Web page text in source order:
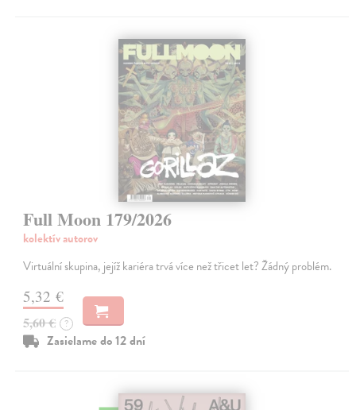
Full Moon 179/2026
kolektív autorov
Virtuální skupina, jejíž kariéra trvá více než třicet let? Žádný problém.
5,32 €
5,60 € ?
Zasielame do 12 dní